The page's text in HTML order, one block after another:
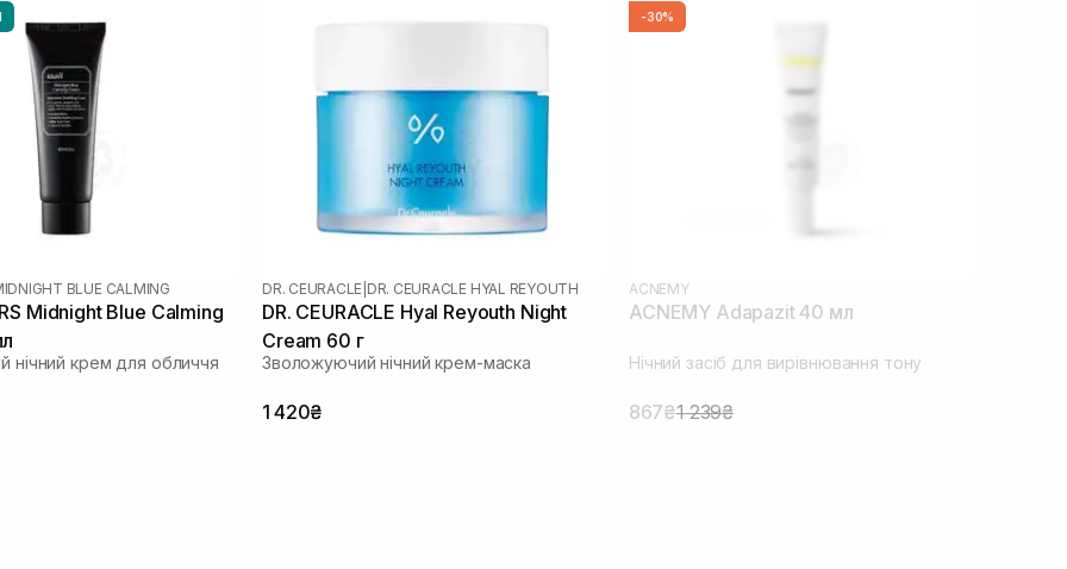
BLUE CALMING
Midnight Blue Calming
нічний крем для обличчя
DR. CEURACLE DR. CEURACLE HYAL REYOUTH
DR. CEURACLE Hyal Reyouth Night
Cream 60 г
Зволожуючий нічний крем-маска
1 420₴
-30%
ACNEMY
ACNEMY Adapazit 40 мл
Нічний засіб для вирівнювання тону
867₴1 239₴